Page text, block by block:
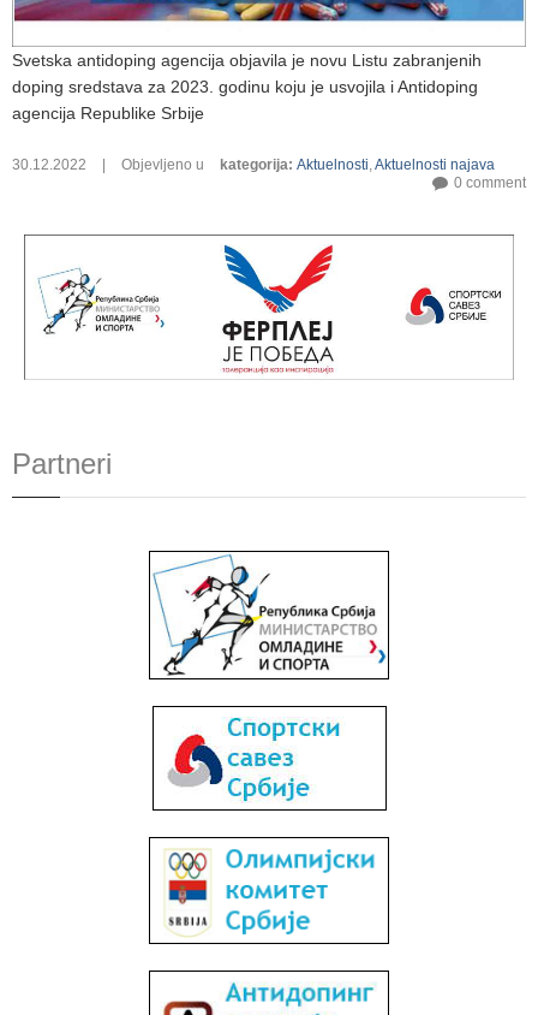
Svetska antidoping agencija objavila je novu Listu zabranjenih
doping sredstava za 2023. godinu koju je usvojila i Antidoping
agencija Republike Srbije
30.12.2022 Objevljeno u kategorija: Aktuelnosti,Aktuelnosti najava
0 comment
Partneri